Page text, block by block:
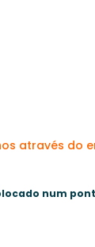
através do
num